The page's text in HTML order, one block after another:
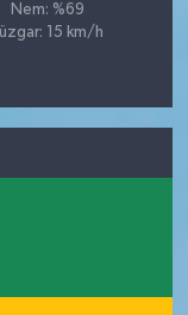
Nem: %69
15 km/h